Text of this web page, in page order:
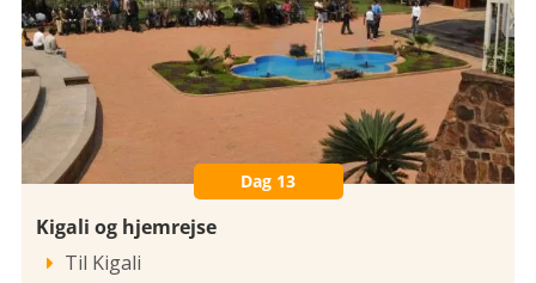
Dag 13
Kigali og hjemrejse
 Til Kigali